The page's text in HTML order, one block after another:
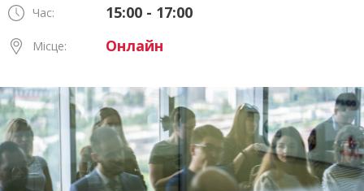
Час: 15:00 - 17:00
Місце: Онлайн